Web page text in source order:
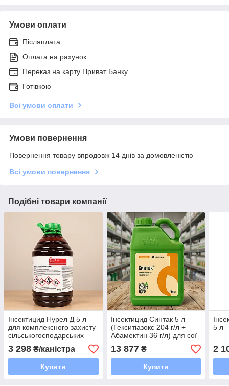
Умови оплати
Післяплата
Оплата на рахунок
Переказ на карту Приват Банку
Готівкою
Всі умови оплати
Умови повернення
Повернення товару впродовж 14 днів за домовленістю
Всі умови повернення
Подібні товари компанії
Інсектицид Нурел Д 5 л
для комплексного захисту
сільськогосподарських
культур від шкідників
3 298 ₴/каністра
Купити
Інсектицид Синтак 5 л
(Гекситіазокс 204 г/л +
Абамектин 36 г/л) для сої
та соняшнику від
павутинного кліща
13 877₴
Купити
5 л
2